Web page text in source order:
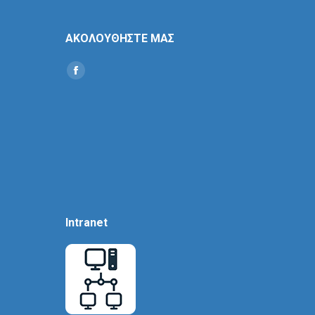
ΑΚΟΛΟΥΘΗΣΤΕ ΜΑΣ
Find us on:
Social
Intranet